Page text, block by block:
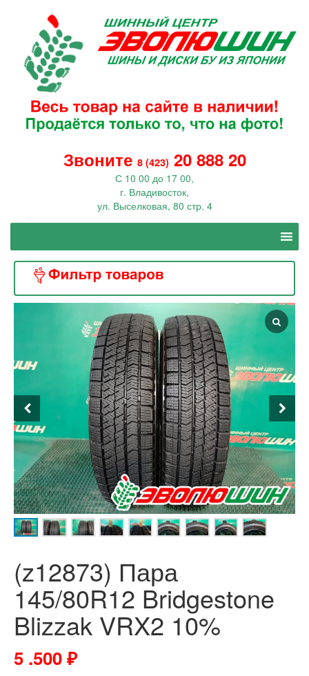
Звоните 8 (423) 20 888 20
С 10 00 до 17 00,
г. Владивосток,
ул. Выселковая, 80 стр. 4
(z12873) Пара
145/80R12 Bridgestone
Blizzak VRX2 10%
5 .500₽